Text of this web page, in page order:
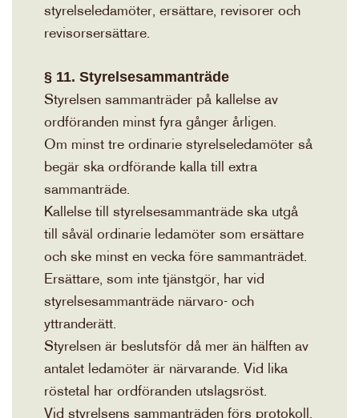
styrelseledamöter, ersättare, revisorer och
revisorsersättare.
§ 11. Styrelsesammanträde
Styrelsen sammanträder på kallelse av
ordföranden minst fyra gånger årligen.
Om minst tre ordinarie styrelseledamöter så
begär ska ordförande kalla till extra
sammanträde.
Kallelse till styrelsesammanträde ska utgå
till såväl ordinarie ledamöter som ersättare
och ske minst en vecka före sammanträdet.
Ersättare, som inte tjänstgör, har vid
styrelsesammanträde närvaro- och
yttranderätt.
Styrelsen är beslutsför då mer än hälften av
antalet ledamöter är närvarande. Vid lika
röstetal har ordföranden utslagsröst.
Vid styrelsens sammanträden förs protokoll,